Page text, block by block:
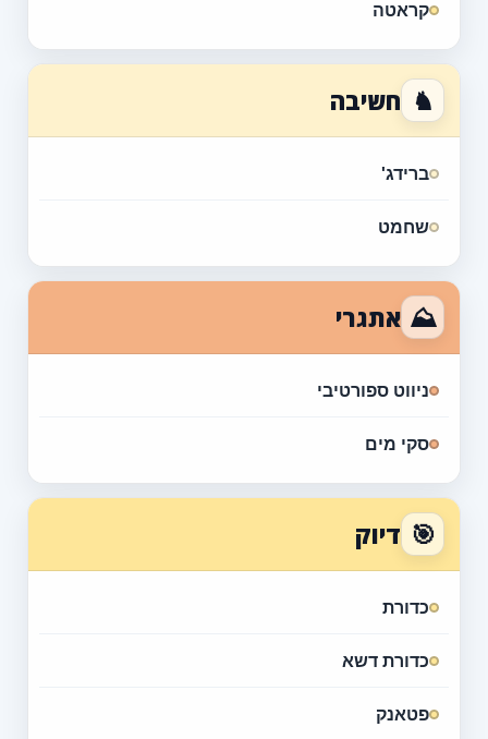
קראטה
♞ חשיבה
ברידג'
שחמט
⛰ אתגרי
ניווט ספורטיבי
סקי מים
🎯 דיוק
כדורת
כדורת דשא
פטאנק